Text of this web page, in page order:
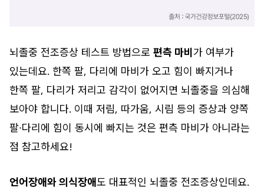
뇌졸중 전조증상 테스트 방법으로 편측 마비 가 여부가
있는데요. 한쪽 팔, 다리에 마비가 오고 힘이 빠지거나
한쪽 팔, 다리가 저리고 감각이 없어지면 뇌졸중을 의심해
보아야 합니다. 이때 저림, 따가움, 시림 등의 증상과 양쪽
팔∙다리에 힘이 동시에 빠지는 것은 편측 마비가 아니라는
점 참고하세요!
언어장애와 의식장애도 대표적인 뇌졸중 전조증상인데요.